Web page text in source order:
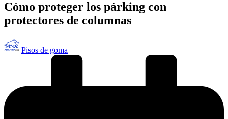
Cómo proteger los párking con
protectores de columnas
Publicado
por
Pisos de goma